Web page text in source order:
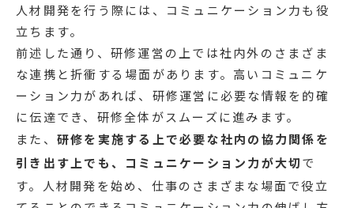
人材開発を行う際には、コミュニケーション力も役
立ちます。
前述した通り、研修運営の上では社内外のさまざま
な連携と折衝する場面があります。高いコミュニケ
ーション力があれば、研修運営に必要な情報を的確
に伝達でき、研修全体がスムーズに進みます。
また、 研修を実施する上で必要な社内の協力関係を
引き出す上でも、コミュニケーション力が大切で
す。人材開発を始め、仕事のさまざまな場面で役立